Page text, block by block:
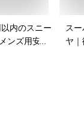
内のスニー
ンズ用安い
ス
ヤ